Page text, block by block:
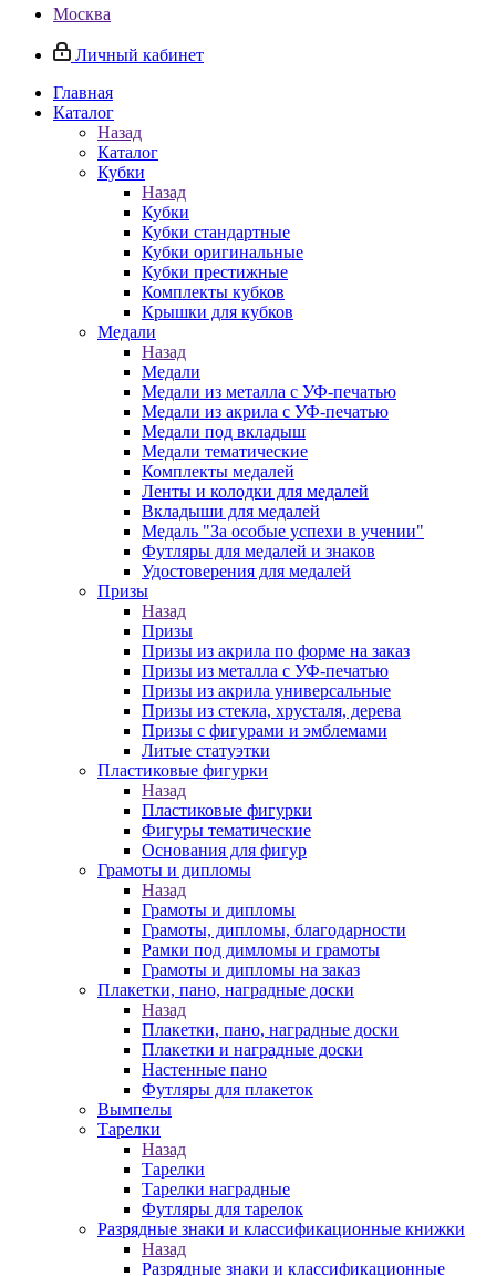
Москва
Личный кабинет
Главная
Каталог
Назад
Каталог
Кубки
Назад
Кубки
Кубки стандартные
Кубки оригинальные
Кубки престижные
Комплекты кубков
Крышки для кубков
Медали
Назад
Медали
Медали из металла с УФ-печатью
Медали из акрила с УФ-печатью
Медали под вкладыш
Медали тематические
Комплекты медалей
Ленты и колодки для медалей
Вкладыши для медалей
Медаль "За особые успехи в учении"
Футляры для медалей и знаков
Удостоверения для медалей
Призы
Назад
Призы
Призы из акрила по форме на заказ
Призы из металла с УФ-печатью
Призы из акрила универсальные
Призы из стекла, хрусталя, дерева
Призы с фигурами и эмблемами
Литые статуэтки
Пластиковые фигурки
Назад
Пластиковые фигурки
Фигуры тематические
Основания для фигур
Грамоты и дипломы
Назад
Грамоты и дипломы
Грамоты, дипломы, благодарности
Рамки под димломы и грамоты
Грамоты и дипломы на заказ
Плакетки, пано, наградные доски
Назад
Плакетки, пано, наградные доски
Плакетки и наградные доски
Настенные пано
Футляры для плакеток
Вымпелы
Тарелки
Назад
Тарелки
Тарелки наградные
Футляры для тарелок
Разрядные знаки и классификационные книжки
Назад
Разрядные знаки и классификационные